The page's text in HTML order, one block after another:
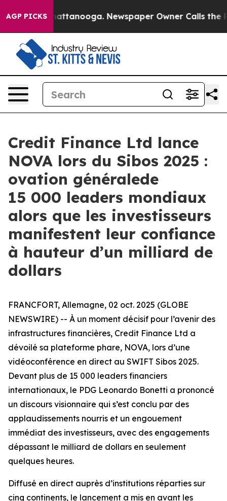
AGP PICKS
in Chattanooga. Newspaper Owner Calls the
Credit Finance Ltd lance
NOVA lors du Sibos 2025 :
ovation généralede
15 000 leaders mondiaux
alors que les investisseurs
manifestent leur confiance
à hauteur d’un milliard de
dollars
FRANCFORT, Allemagne, 02 oct. 2025 (GLOBE
NEWSWIRE) -- À un moment décisif pour l’avenir des
infrastructures financières, Credit Finance Ltd a
dévoilé sa plateforme phare, NOVA, lors d’une
vidéoconférence en direct au SWIFT Sibos 2025.
Devant plus de 15 000 leaders financiers
internationaux, le PDG Leonardo Bonetti a prononcé
un discours visionnaire qui s’est conclu par des
applaudissements nourris et un engouement
immédiat des investisseurs, avec des engagements
dépassant le milliard de dollars en seulement
quelques heures.
Diffusé en direct auprès d’institutions réparties sur
cinq continents, le lancement a mis en avant les